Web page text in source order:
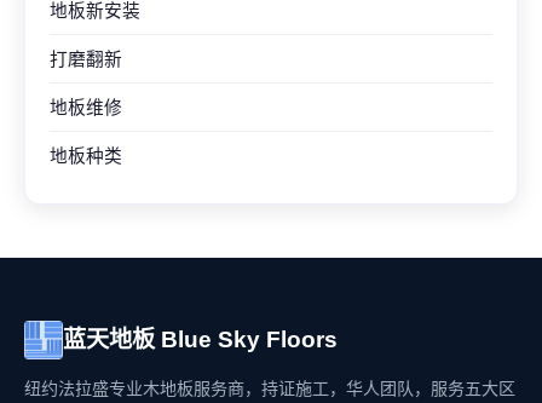
地板新安装
打磨翻新
地板维修
地板种类
蓝天地板 Blue Sky Floors
纽约法拉盛专业木地板服务商，持证施工，华人团队，服务五大区